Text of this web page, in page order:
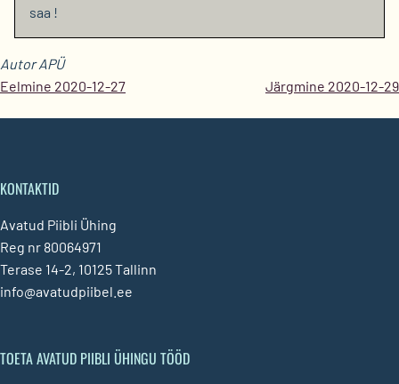
saa !
Autor APÜ
Eelmine 2020-12-27
Järgmine 2020-12-29
KONTAKTID
Avatud Piibli Ühing
Reg nr 80064971
Terase 14-2, 10125 Tallinn
info@avatudpiibel.ee
TOETA AVATUD PIIBLI ÜHINGU TÖÖD